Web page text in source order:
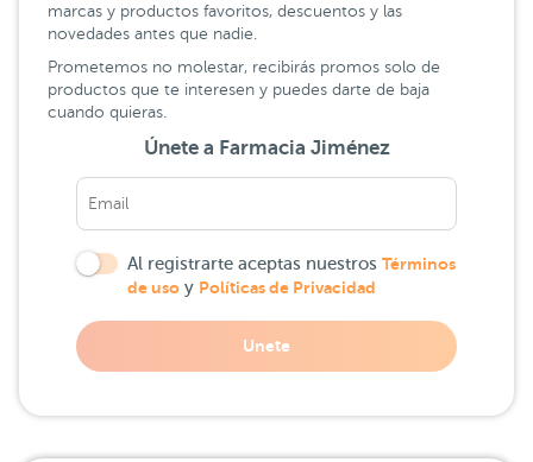
marcas y productos favoritos, descuentos y las
novedades antes que nadie.
Prometemos no molestar, recibirás promos solo de
productos que te interesen y puedes darte de baja
cuando quieras.
Únete a Farmacia Jiménez
Al registrarte aceptas nuestros Términos
de uso y Políticas de Privacidad
Unete